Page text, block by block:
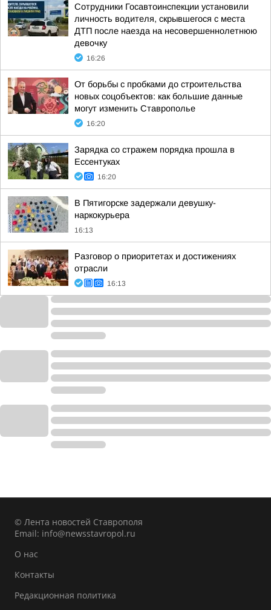
Сотрудники Госавтоинспекции установили
личность водителя, скрывшегося с места
ДТП после наезда на несовершеннолетнюю
девочку
16:26
От борьбы с пробками до строительства
новых соцобъектов: как большие данные
могут изменить Ставрополье
16:20
Зарядка со стражем порядка прошла в
Ессентуках
16:20
В Пятигорске задержали девушку-
наркокурьера
16:13
Разговор о приоритетах и достижениях
отрасли
16:13
© Лента новостей Ставрополя
Email: info@newsstavropol.ru
О нас
Контакты
Редакционная политика